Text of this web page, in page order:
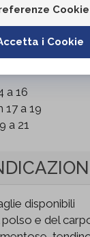
a 16
17 a 19
a 21
disponibili
e del
Cookie
i Cookie